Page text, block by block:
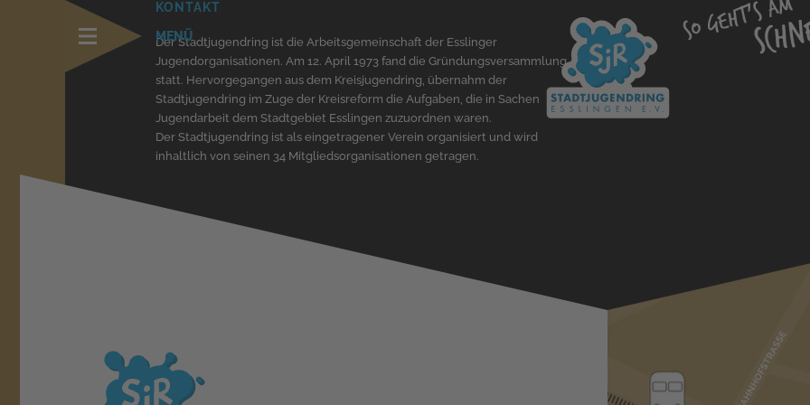
KONTAKT
Der Stadtjugendring ist die Arbeitsgemeinschaft der Esslinger
Jugendorganisationen. Am 12. April 1973 fand die Gründungsversammlung
statt. Hervorgegangen aus dem Kreisjugendring, übernahm der
Stadtjugendring im Zuge der Kreisreform die Aufgaben, die in Sachen
Jugendarbeit dem Stadtgebiet Esslingen zuzuordnen waren.
Der Stadtjugendring ist als eingetragener Verein organisiert und wird
inhaltlich von seinen 34 Mitgliedsorganisationen getragen.